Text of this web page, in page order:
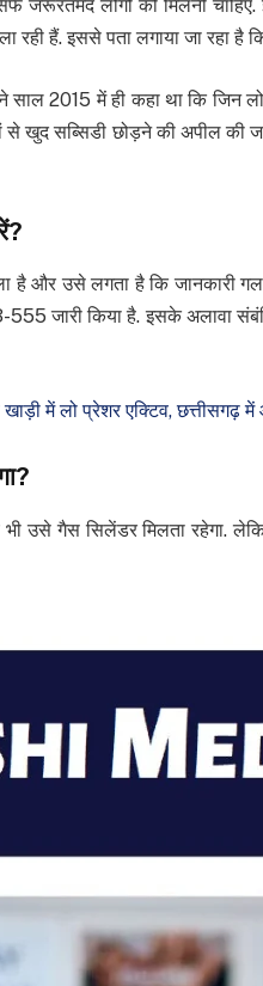
जरूरतमंद लोगों को मिलनी
रही हैं. इससे पता लगाया जा रहा
साल 2015 में ही कहा था कि जिन
से खुद सब्सिडी छोड़ने की अपील की
है और उसे लगता है कि जानकारी
जारी किया है. इसके अलावा
में लो प्रेशर एक्टिव, छत्तीसगढ़
भी उसे गैस सिलेंडर मिलता रहेगा.